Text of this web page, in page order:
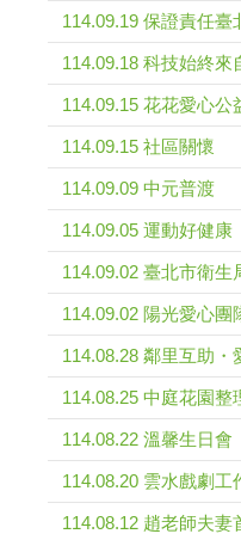
114.09.19 保證責任
114.09.18 科技始終來
114.09.15 花花愛心
114.09.15 社區關懷
114.09.09 中元普渡
114.09.05 運動好健康
114.09.02 臺北市衛
114.09.02 陽光愛心團
114.08.28 鄰里互助・
114.08.25 中庭花園整
114.08.22 溫馨生日會
114.08.20 雲水戲劇工
114.08.12 趙老師夫妻